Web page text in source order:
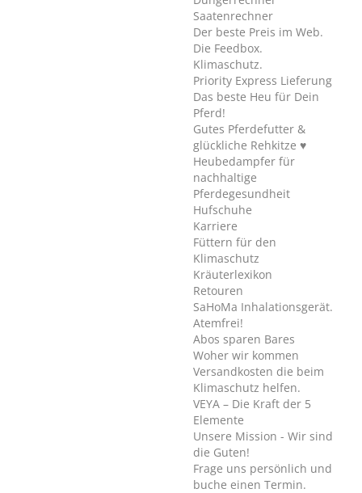
Saatenrechner
Der beste Preis im Web.
Die Feedbox.
Klimaschutz.
Priority Express Lieferung
Das beste Heu für Dein
Pferd!
Gutes Pferdefutter &
glückliche Rehkitze ♥
Heubedampfer für
nachhaltige
Pferdegesundheit
Hufschuhe
Karriere
Füttern für den
Klimaschutz
Kräuterlexikon
Retouren
SaHoMa Inhalationsgerät.
Atemfrei!
Abos sparen Bares
Woher wir kommen
Versandkosten die beim
Klimaschutz helfen.
VEYA – Die Kraft der 5
Elemente
Unsere Mission - Wir sind
die Guten!
Frage uns persönlich und
buche einen Termin.